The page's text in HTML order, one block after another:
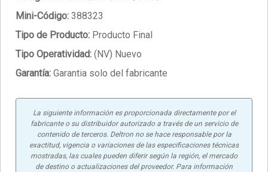
Mini-Código: 388323
Tipo de Producto: Producto Final
Tipo Operatividad: (NV) Nuevo
Garantía: Garantia solo del fabricante
La siguiente información es proporcionada directamente por el
fabricante o su distribuidor autorizado a través de un servicio de
contenido de terceros. Deltron no se hace responsable por la
exactitud, vigencia o variaciones de las especificaciones técnicas
mostradas, las cuales pueden diferir según la región, el mercado
de destino o actualizaciones del proveedor. Para información